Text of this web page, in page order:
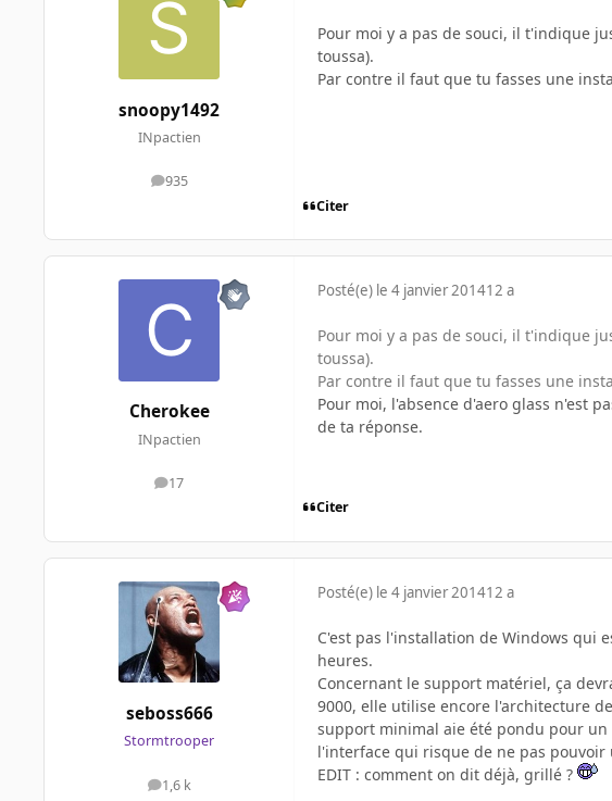
snoopy1492
INpactien
935
messages
Pour moi y a pas de souci, il t'indique
toussa).
Par contre il faut que tu fasses une
Citer
Cherokee
INpactien
17
messages
Posté(e) le 4 janvier 201412 a
Pour moi y a pas de souci, il t'indique
toussa).
Par contre il faut que tu fasses une
Pour moi, l'absence d'aero glass n'est
de ta réponse.
Citer
seboss666
Stormtrooper
1,6 k
messages
Posté(e) le 4 janvier 201412 a
C'est pas l'installation de Windows qui
heures.
Concernant le support matériel, ça
9000, elle utilise encore l'architecture
support minimal aie été pondu pour un
l'interface qui risque de ne pas
EDIT : comment on dit déjà, grillé ?